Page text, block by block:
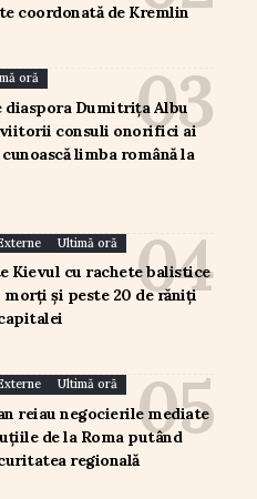
coordonată de Kremlin
oră
diaspora Dumitrița Albu
consuli onorifici ai
limba română la
Ultimă oră
Kievul cu rachete balistice
morți și peste 20 de răniți
Ultimă oră
reiau negocierile mediate
de la Roma putând
regională